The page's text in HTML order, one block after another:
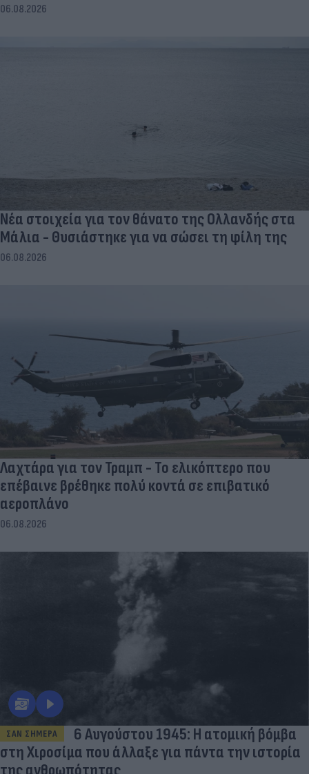
06.08.2026
Νέα στοιχεία για τον θάνατο της Ολλανδής στα
Μάλια - Θυσιάστηκε για να σώσει τη φίλη της
06.08.2026
Λαχτάρα για τον Τραμπ - Το ελικόπτερο που
επέβαινε βρέθηκε πολύ κοντά σε επιβατικό
αεροπλάνο
06.08.2026
ΣΑΝ ΣΗΜΕΡΑ
6 Αυγούστου 1945: Η ατομική βόμβα
στη Χιροσίμα που άλλαξε για πάντα την ιστορία